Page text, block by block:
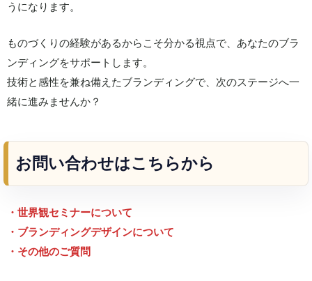
うになります。
ものづくりの経験があるからこそ分かる視点で、あなたのブラ
ンディングをサポートします。
技術と感性を兼ね備えたブランディングで、次のステージへ一
緒に進みませんか？
お問い合わせはこちらから
・世界観セミナーについて
・ブランディングデザインについて
・その他のご質問